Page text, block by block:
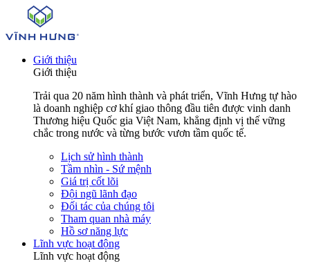
Giới thiệu
Giới thiệu
Trải qua 20 năm hình thành và phát triển, Vĩnh Hưng tự hào
là doanh nghiệp cơ khí giao thông đầu tiên được vinh danh
Thương hiệu Quốc gia Việt Nam, khẳng định vị thế vững
chắc trong nước và từng bước vươn tầm quốc tế.
Lịch sử hình thành
Tầm nhìn - Sứ mệnh
Giá trị cốt lõi
Đội ngũ lãnh đạo
Đối tác của chúng tôi
Tham quan nhà máy
Hồ sơ năng lực
Lĩnh vực hoạt động
Lĩnh vực hoạt động